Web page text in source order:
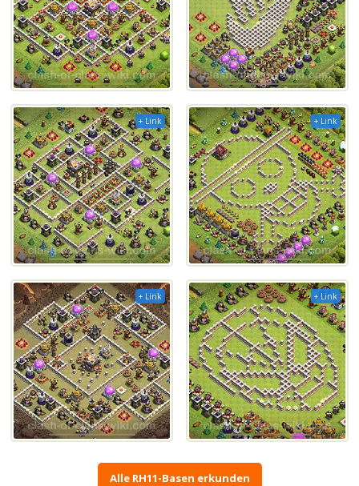
+ Link + Link
+ Link + Link
Alle RH11-Basen erkunden